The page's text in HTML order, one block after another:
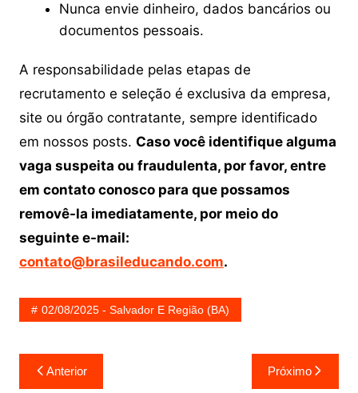
Nunca envie dinheiro, dados bancários ou
documentos pessoais.
A responsabilidade pelas etapas de
recrutamento e seleção é exclusiva da empresa,
site ou órgão contratante, sempre identificado
em nossos posts. Caso você identifique alguma
vaga suspeita ou fraudulenta, por favor, entre
em contato conosco para que possamos
removê-la imediatamente, por meio do
seguinte e-mail:
contato@brasileducando.com.
02/08/2025 - Salvador E Região (BA)
Navegação
Anterior Próximo